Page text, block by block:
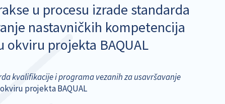
u procesu izrade standarda
nastavničkih kompetencija
okviru projekta BAQUAL
kvalifikacije i programa vezanih za usavršavanje
projekta BAQUAL